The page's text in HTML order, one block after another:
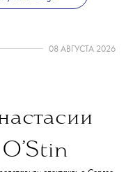
08 АВГУСТА 2026